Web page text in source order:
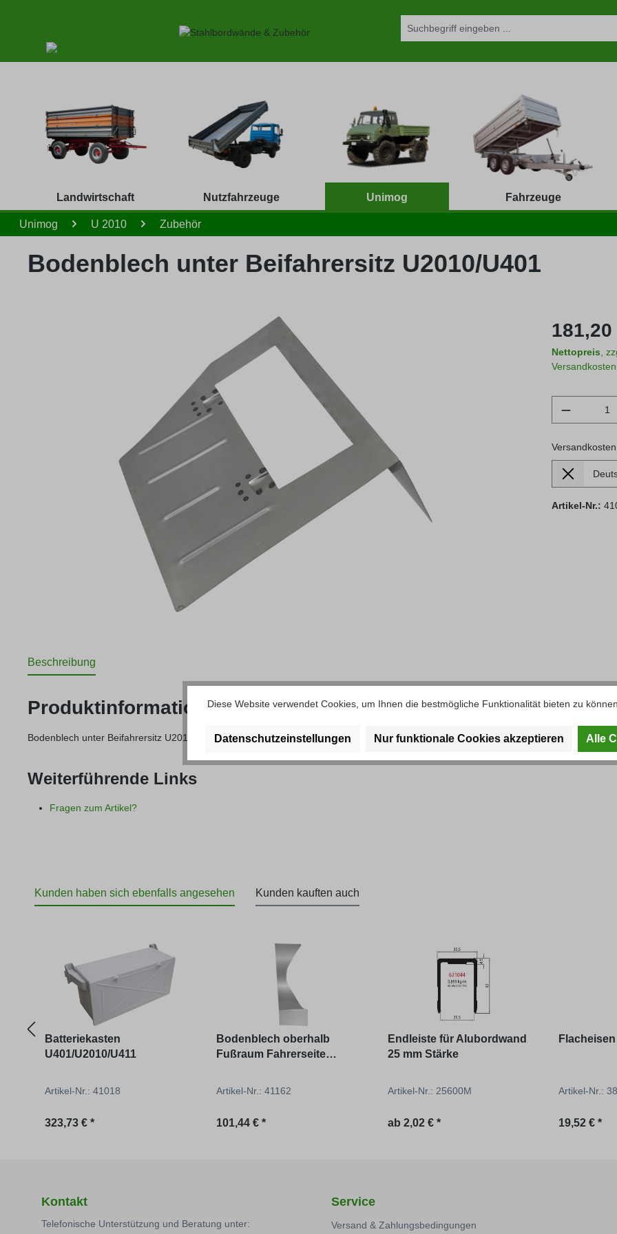
Landwirtschaft Nutzfahrzeuge Unimog Fahrzeuge
Unimog U 2010 Zubehör
Bodenblech unter Beifahrersitz U2010/U401
Regulärer
181,20
Nettopreis ,
Versandkosten
Lieferland
Artikel-Nr.:
Beschreibung
Produktinformationen "Bodenblech unter Beifahrersitz U2010/
Bodenblech unter Beifahrersitz U2010/U401
Weiterführende Links
Fragen zum Artikel?
Kunden haben sich ebenfalls angesehen Kunden kauften auch
Batteriekasten
U401/U2010/U411
Artikel-Nr.: 41018
Regulärer Preis:
323,73 € *
Bodenblech oberhalb
Fußraum Fahrerseite
Artikel-Nr.: 41162
Regulärer Preis:
101,44 € *
Endleiste für Alubordwand
25 mm Stärke
Artikel-Nr.: 25600M
Regulärer Preis:
ab 2,02 € *
Artikel-Nr.:
Regulärer
19,52 € *
Kontakt
Telefonische Unterstützung und Beratung unter:
Service
Versand & Zahlungsbedingungen
Diese Website verwendet Cookies, um Ihnen die bestmögliche Funktionalität bieten zu
Datenschutzeinstellungen Nur funktionale Cookies akzeptieren Alle